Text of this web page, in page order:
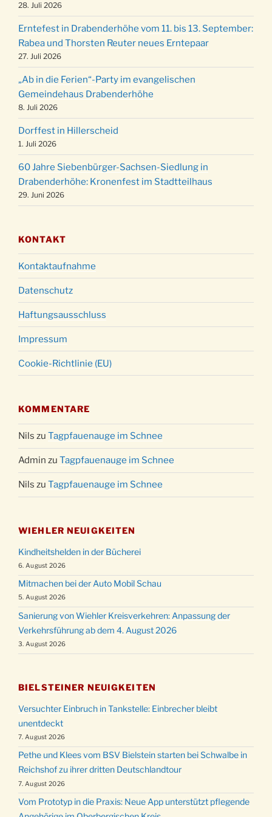
24.12.
Familiengottesdienst mit Krippenspiel im Ev.
Gemeindehaus um 15:00 Uhr
24.12. Familiengottesdienst in der FeG um 16 Uhr
24.12.
Weihnachtsgottesdienst in der Kirche um
15:00 Uhr
24.12.
Weihnachtsgottesdienst in der Kirche um
18:00 Uhr
24.12.
Christmette mit der ev. Jugend in der Kirche
um 23:00 Uhr
31.12.
Gottesdienst zu Silvester in der Kirche um
18:00 Uhr
28. Juli 2026
Erntefest in Drabenderhöhe vom 11. bis 13. September:
Rabea und Thorsten Reuter neues Erntepaar
27. Juli 2026
„Ab in die Ferien“-Party im evangelischen
Gemeindehaus Drabenderhöhe
8. Juli 2026
Dorffest in Hillerscheid
1. Juli 2026
60 Jahre Siebenbürger-Sachsen-Siedlung in
Drabenderhöhe: Kronenfest im Stadtteilhaus
29. Juni 2026
KONTAKT
Kontaktaufnahme
Datenschutz
Haftungsausschluss
Impressum
Cookie-Richtlinie (EU)
KOMMENTARE
Nils zu Tagpfauenauge im Schnee
Admin zu Tagpfauenauge im Schnee
Nils zu Tagpfauenauge im Schnee
WIEHLER NEUIGKEITEN
Kindheitshelden in der Bücherei
6. August 2026
Mitmachen bei der Auto Mobil Schau
5. August 2026
Sanierung von Wiehler Kreisverkehren: Anpassung der
Verkehrsführung ab dem 4. August 2026
3. August 2026
BIELSTEINER NEUIGKEITEN
Versuchter Einbruch in Tankstelle: Einbrecher bleibt
unentdeckt
7. August 2026
Pethe und Klees vom BSV Bielstein starten bei Schwalbe in
Reichshof zu ihrer dritten Deutschlandtour
7. August 2026
Vom Prototyp in die Praxis: Neue App unterstützt pflegende